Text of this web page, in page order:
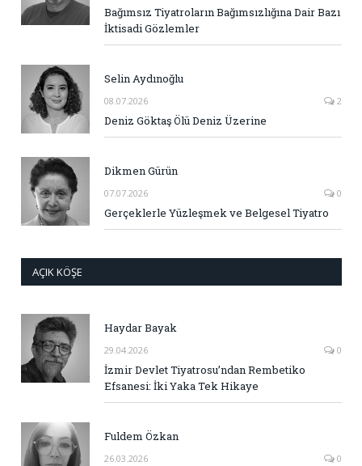
Bağımsız Tiyatroların Bağımsızlığına Dair Bazı
İktisadi Gözlemler
Selin Aydınoğlu
08.07.2026 2
Deniz Göktaş Ölü Deniz Üzerine
Dikmen Gürün
07.07.2026 0
Gerçeklerle Yüzleşmek ve Belgesel Tiyatro
AÇIK KÖŞE
Haydar Bayak
29.04.2026 0
İzmir Devlet Tiyatrosu’ndan Rembetiko
Efsanesi: İki Yaka Tek Hikaye
Fuldem Özkan
26.03.2026 0